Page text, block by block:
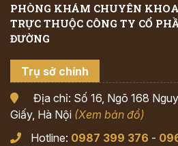
PHÒNG KHÁM CHUYÊN
TRỰC THUỘC CÔNG TY CỔ
ĐƯỜNG
Trụ sở chính
Địa chỉ: Số 16, Ngõ 168
Giấy, Hà Nội (Xem bản đồ)
Hotline: 0987 399 376 -